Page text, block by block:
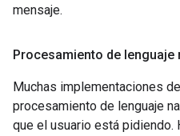
mensaje.
Procesamiento de lenguaje
Muchas implementaciones
procesamiento de lenguaje
que el usuario está pidiendo.